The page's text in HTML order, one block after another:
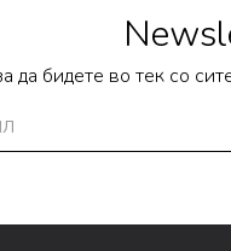
да бидете во тек со